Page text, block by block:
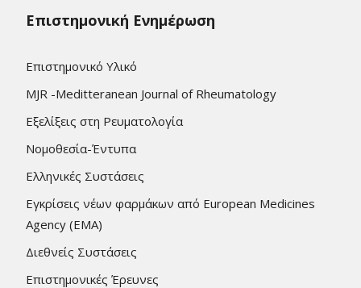
Επιστημονική Ενημέρωση
Επιστημονικό Υλικό
MJR -Meditteranean Journal of Rheumatology
Εξελίξεις στη Ρευματολογία
Νομοθεσία-Έντυπα
Ελληνικές Συστάσεις
Εγκρίσεις νέων φαρμάκων από European Medicines
Agency (EMA)
Διεθνείς Συστάσεις
Επιστημονικές Έρευνες